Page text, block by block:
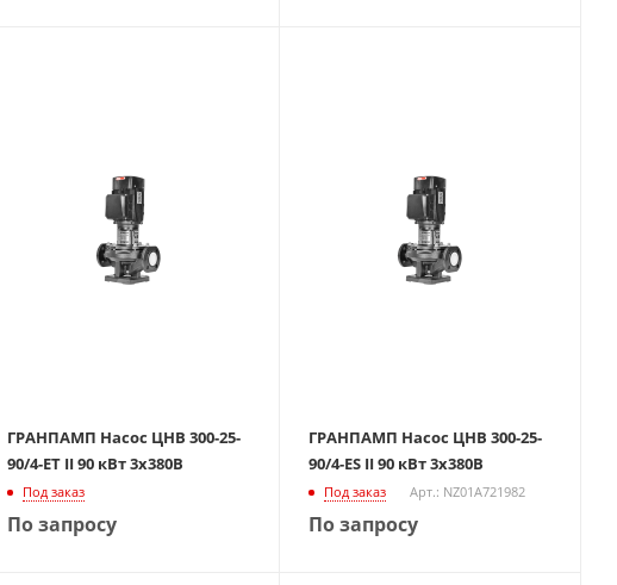
ГРАНПАМП Насос ЦНВ 300-25-
90/4-ET II 90 кВт 3х380В
Под заказ
По запросу
ГРАНПАМП Насос ЦНВ 300-25-
90/4-ES II 90 кВт 3х380В
Под заказ Арт.: NZ01A721982
По запросу